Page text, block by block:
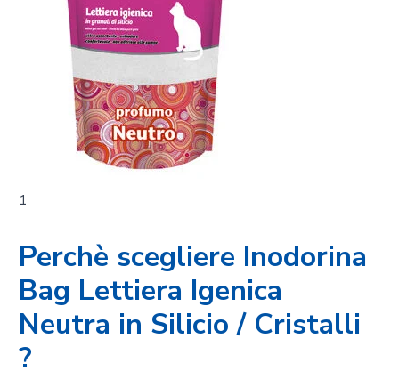
1
Perchè scegliere Inodorina
Bag Lettiera Igenica
Neutra in Silicio / Cristalli
?